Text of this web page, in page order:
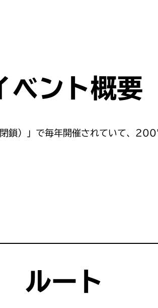
ベント概要
鎖）」で毎年開催されていて、
ルート